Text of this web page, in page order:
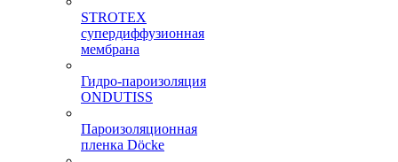
STROTEX
супердиффузионная
мембрана
Гидро-пароизоляция
ONDUTISS
Пароизоляционная
пленка Döcke